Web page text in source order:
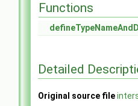
Functions
Detailed
Original source file